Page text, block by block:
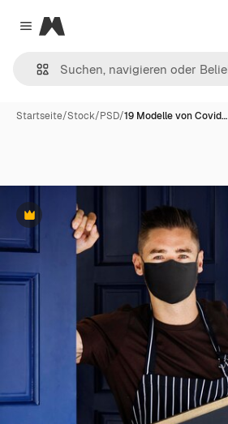
Close menu
Magnific
Startseite/Stock/PSD/19 Modelle von Covid…
Premium